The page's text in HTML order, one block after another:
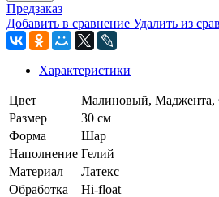
Предзаказ
Добавить в сравнение Удалить из
Характеристики
Цвет
Малиновый,
Размер
30 см
Форма
Шар
Наполнение Гелий
Материал
Латекс
Обработка
Hi-float